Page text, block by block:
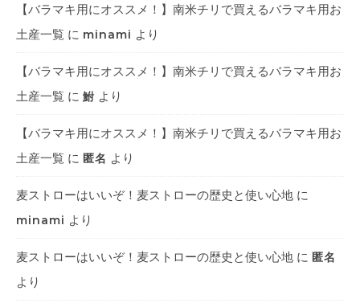
【バラマキ用にオススメ！】南米チリで買えるバラマキ用お
土産一覧 に minami より
【バラマキ用にオススメ！】南米チリで買えるバラマキ用お
土産一覧 に 鮒 より
【バラマキ用にオススメ！】南米チリで買えるバラマキ用お
土産一覧 に 匿名 より
麦ストローはいいぞ！麦ストローの歴史と使い心地 に
minami より
麦ストローはいいぞ！麦ストローの歴史と使い心地 に 匿名
より